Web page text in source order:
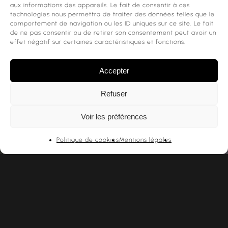
aux informations des appareils. Le fait de consentir à ces
technologies nous permettra de traiter des données telles que le
comportement de navigation ou les ID uniques sur ce site. Le fait
de ne pas consentir ou de retirer son consentement peut avoir un
effet négatif sur certaines caractéristiques et fonctions.
Accepter
Refuser
Voir les préférences
Politique de cookiesMentions légales